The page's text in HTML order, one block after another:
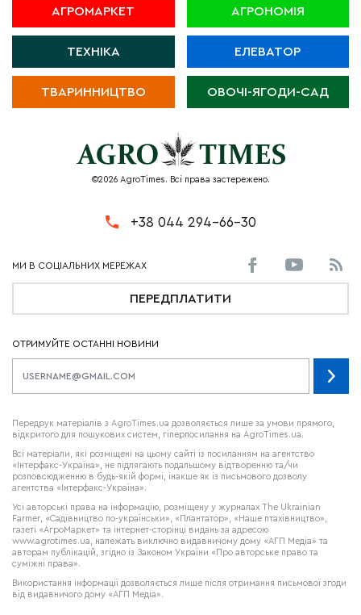
АГРОМАРКЕТ АГРОНОМІЯ
ТЕХНІКА ЕЛЕВАТОР
ТВАРИННИЦТВО ОВОЧІ-ЯГОДИ-САД
©2026 AgroTimes. Всі права застережено.
+38 044 294-66-30
ПЕРЕДПЛАТИТИ
ОТРИМУЙТЕ ОСТАННІ НОВИНИ
Передрук матеріалів з AgroTimes.ua дозволяється лише за умови прямого,
відкритого для пошукових систем, гіперпосилання на AgroTimes.ua.
Всі матеріали, які розміщені на цьому сайті із посиланням на агентство
«Інтерфакс-Україна», не підлягають подальшому відтворенню та/чи
розповсюдженню в будь-якій формі, інакше як із письмового дозволу
агентства «Інтерфакс-Україна».
Усі авторські права на інформацію, розміщену у журналах The Ukrainian
Farmer, «Садівництво по-українськи», «Плантатор», «Наше птахівництво»,
газеті «АгроМаркет» та інтернет-сторінці видань за адресою
www.agrotimes.ua, належать виключно видавничому дому «АГП Медіа» та
авторам публікацій, згідно із Законом України «Про авторське право та
суміжні права».
Використання інформації дозволяється лише після отримання письмової згоди
від видавничого дому «АГП Медіа».